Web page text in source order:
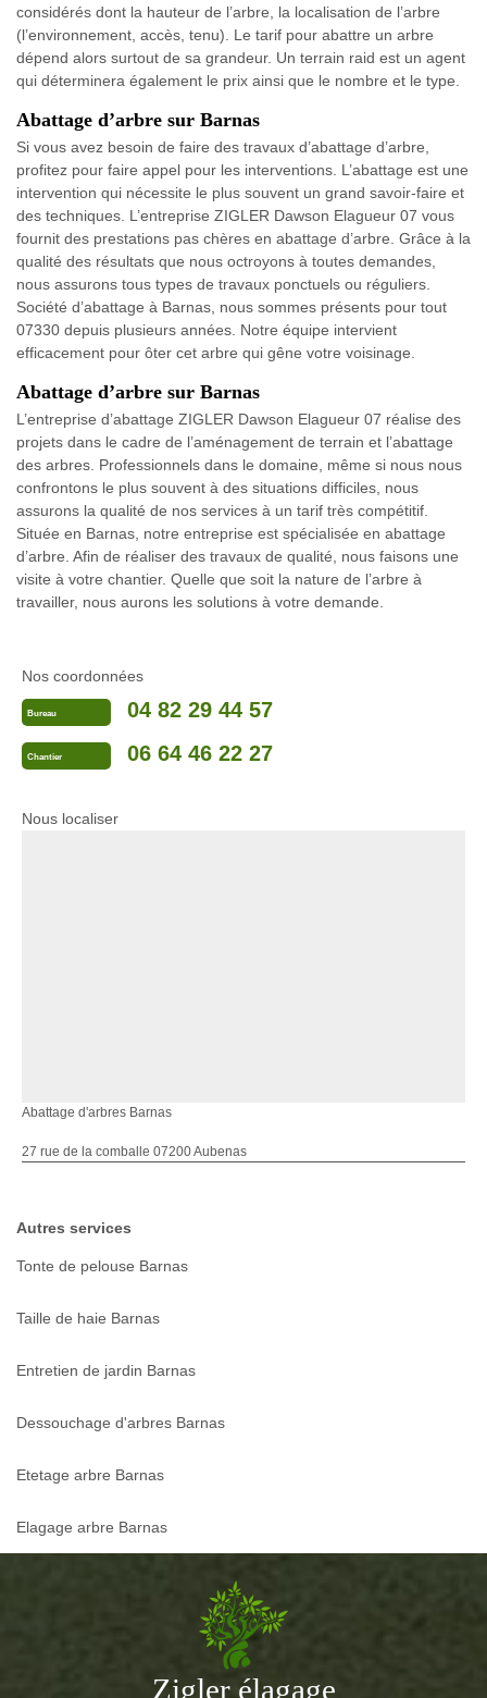
considérés dont la hauteur de l’arbre, la localisation de l’arbre
(l’environnement, accès, tenu). Le tarif pour abattre un arbre
dépend alors surtout de sa grandeur. Un terrain raid est un agent
qui déterminera également le prix ainsi que le nombre et le type.
Abattage d’arbre sur Barnas
Si vous avez besoin de faire des travaux d’abattage d’arbre,
profitez pour faire appel pour les interventions. L’abattage est une
intervention qui nécessite le plus souvent un grand savoir-faire et
des techniques. L’entreprise ZIGLER Dawson Elagueur 07 vous
fournit des prestations pas chères en abattage d’arbre. Grâce à la
qualité des résultats que nous octroyons à toutes demandes,
nous assurons tous types de travaux ponctuels ou réguliers.
Société d’abattage à Barnas, nous sommes présents pour tout
07330 depuis plusieurs années. Notre équipe intervient
efficacement pour ôter cet arbre qui gêne votre voisinage.
Abattage d’arbre sur Barnas
L’entreprise d’abattage ZIGLER Dawson Elagueur 07 réalise des
projets dans le cadre de l’aménagement de terrain et l’abattage
des arbres. Professionnels dans le domaine, même si nous nous
confrontons le plus souvent à des situations difficiles, nous
assurons la qualité de nos services à un tarif très compétitif.
Située en Barnas, notre entreprise est spécialisée en abattage
d’arbre. Afin de réaliser des travaux de qualité, nous faisons une
visite à votre chantier. Quelle que soit la nature de l’arbre à
travailler, nous aurons les solutions à votre demande.
Nos coordonnées
Bureau 04 82 29 44 57
Chantier 06 64 46 22 27
Nous localiser
Abattage d'arbres Barnas
27 rue de la comballe 07200 Aubenas
Autres services
Tonte de pelouse Barnas
Taille de haie Barnas
Entretien de jardin Barnas
Dessouchage d'arbres Barnas
Etetage arbre Barnas
Elagage arbre Barnas
Zigler élagage